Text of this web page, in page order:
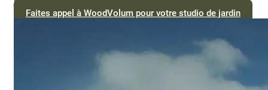
Faites appel à WoodVolum pour votre studio de jardin